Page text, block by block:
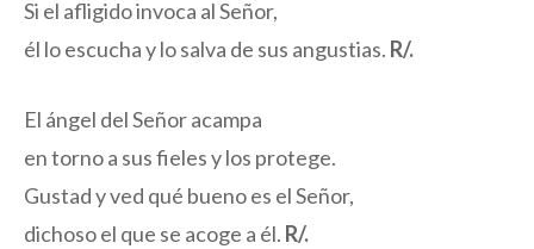
Si el afligido invoca al Señor,
él lo escucha y lo salva de sus angustias. R/.
El ángel del Señor acampa
en torno a sus fieles y los protege.
Gustad y ved qué bueno es el Señor,
dichoso el que se acoge a él. R/.